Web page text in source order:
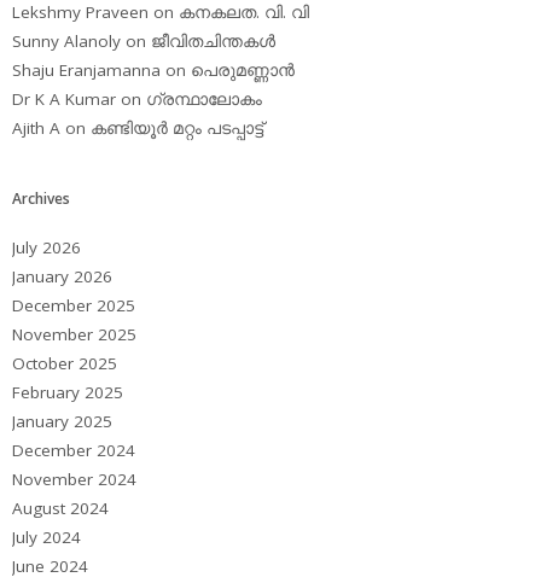
Lekshmy Praveen on കനകലത. വി. വി
Sunny Alanoly on ജീവിതചിന്തകള്‍
Shaju Eranjamanna on പെരുമണ്ണാന്‍
Dr K A Kumar on ഗ്രന്ഥാലോകം
Ajith A on കണ്ടിയൂര്‍ മറ്റം പടപ്പാട്ട്‌
Archives
July 2026
January 2026
December 2025
November 2025
October 2025
February 2025
January 2025
December 2024
November 2024
August 2024
July 2024
June 2024